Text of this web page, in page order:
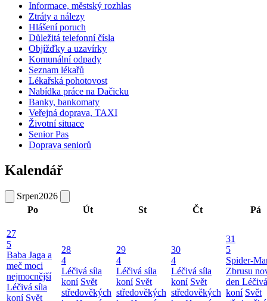
Informace, městský rozhlas
Ztráty a nálezy
Hlášení poruch
Důležitá telefonní čísla
Objížďky a uzavírky
Komunální odpady
Seznam lékařů
Lékařská pohotovost
Nabídka práce na Dačicku
Banky, bankomaty
Veřejná doprava, TAXI
Životní situace
Senior Pas
Doprava seniorů
Kalendář
Srpen2026
Po
Út St Čt Pá
27
5
Baba Jaga a
meč moci
nejmocnější
Léčivá síla
koní Svět
28
4
Léčivá síla
koní Svět
středověkých
29
4
Léčivá síla
koní Svět
středověkých
30
4
Léčivá síla
koní Svět
středověkých
31
5
Spider-
Zbrusu
den
koní Svět